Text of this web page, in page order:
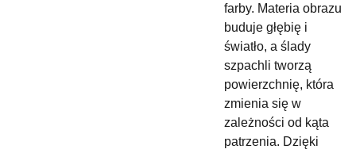
farby. Materia obrazu
buduje głębię i
światło, a ślady
szpachli tworzą
powierzchnię, która
zmienia się w
zależności od kąta
patrzenia. Dzięki